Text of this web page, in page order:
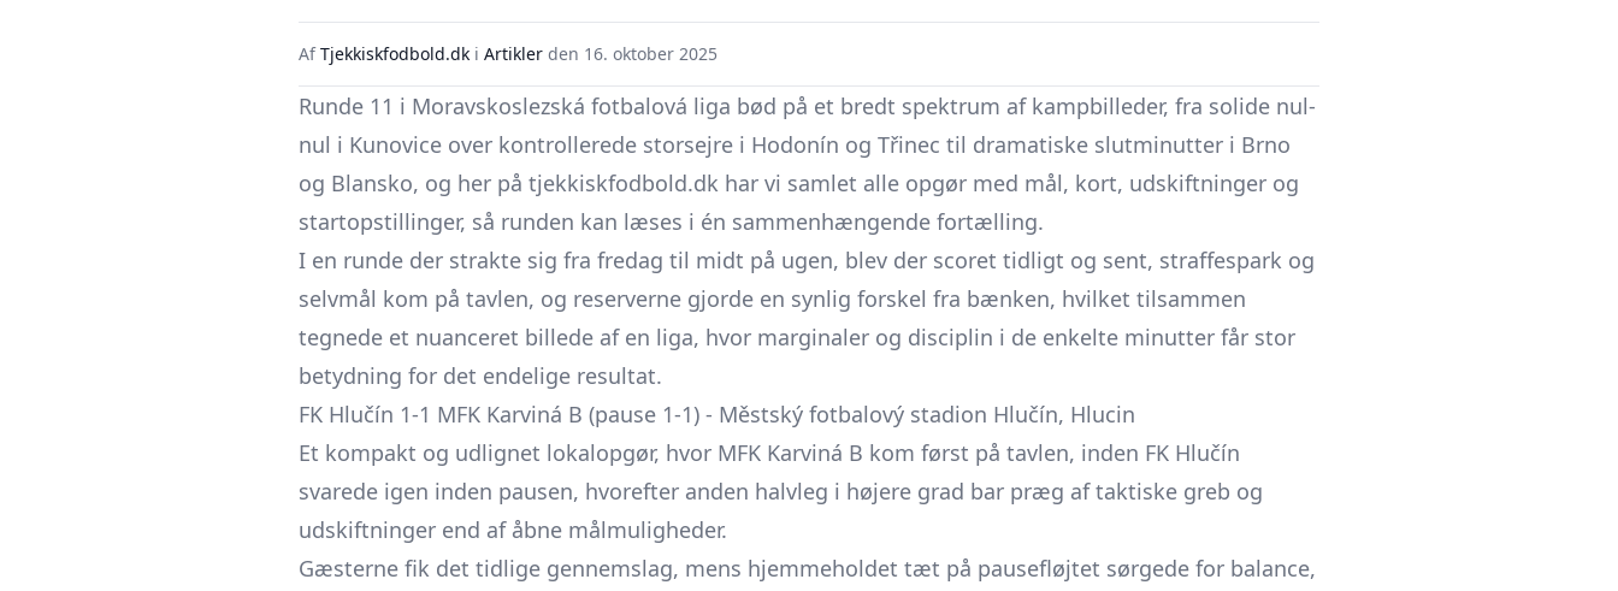
AfTjekkiskfodbold.dk i Artikler den 16. oktober 2025
Runde 11 i Moravskoslezská fotbalová liga bød på et bredt spektrum af kampbilleder, fra solide nul-
nul i Kunovice over kontrollerede storsejre i Hodonín og Třinec til dramatiske slutminutter i Brno
og Blansko, og her på tjekkiskfodbold.dk har vi samlet alle opgør med mål, kort, udskiftninger og
startopstillinger, så runden kan læses i én sammenhængende fortælling.
I en runde der strakte sig fra fredag til midt på ugen, blev der scoret tidligt og sent, straffespark og
selvmål kom på tavlen, og reserverne gjorde en synlig forskel fra bænken, hvilket tilsammen
tegnede et nuanceret billede af en liga, hvor marginaler og disciplin i de enkelte minutter får stor
betydning for det endelige resultat.
FK Hlučín 1-1 MFK Karviná B (pause 1-1) - Městský fotbalový stadion Hlučín, Hlucin
Et kompakt og udlignet lokalopgør, hvor MFK Karviná B kom først på tavlen, inden FK Hlučín
svarede igen inden pausen, hvorefter anden halvleg i højere grad bar præg af taktiske greb og
udskiftninger end af åbne målmuligheder.
Gæsterne fik det tidlige gennemslag, mens hjemmeholdet tæt på pausefløjtet sørgede for balance,